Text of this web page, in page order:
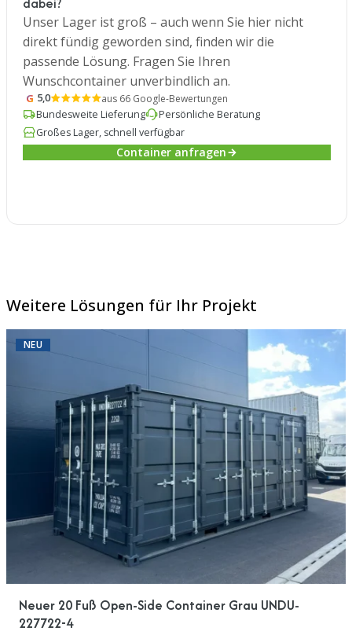
Unser Lager ist groß – auch wenn Sie hier nicht
direkt fündig geworden sind, finden wir die
passende Lösung. Fragen Sie Ihren
Wunschcontainer unverbindlich an.
G 5,0
aus 66 Google-Bewertungen
Bundesweite Lieferung
Persönliche Beratung
Großes Lager, schnell verfügbar
Container anfragen
Weitere Lösungen für Ihr Projekt
NEU
Neuer 20 Fuß Open-Side Container Grau UNDU-
227722-4